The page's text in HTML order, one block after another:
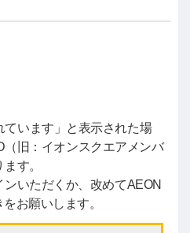
ています」と表示された場
（旧：イオンスクエアメンバ
す。
いただくか、改めてAEON
お願いします。